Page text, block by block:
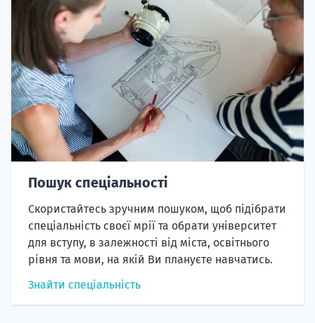
Пошук спеціальності
Скористайтесь зручним пошуком, щоб підібрати
спеціальність своєї мрії та обрати університет
для вступу, в залежності від міста, освітнього
рівня та мови, на якій Ви плануєте навчатись.
Знайти спеціальність